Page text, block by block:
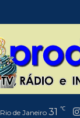
Rio de Janeiro 31 ℃